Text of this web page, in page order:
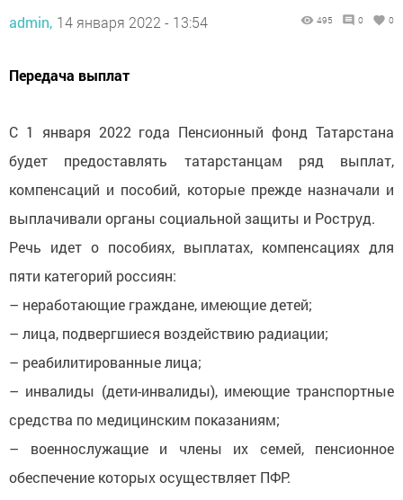
admin, 14 января 2022 - 13:54 495 0 0
Передача выплат
С 1 января 2022 года Пенсионный фонд Татарстана
будет предоставлять татарстанцам ряд выплат,
компенсаций и пособий, которые прежде назначали и
выплачивали органы социальной защиты и Роструд.
Речь идет о пособиях, выплатах, компенсациях для
пяти категорий россиян:
– неработающие граждане, имеющие детей;
– лица, подвергшиеся воздействию радиации;
– реабилитированные лица;
– инвалиды (дети-инвалиды), имеющие транспортные
средства по медицинским показаниям;
– военнослужащие и члены их семей, пенсионное
обеспечение которых осуществляет ПФР.